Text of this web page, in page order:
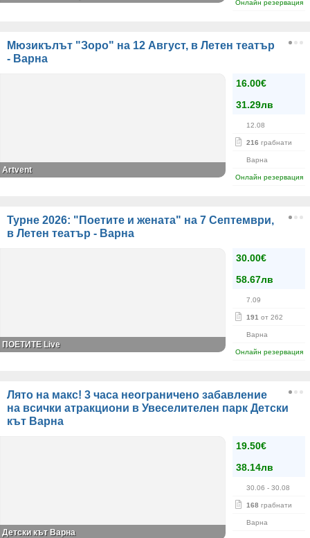
Онлайн резервация
Мюзикълът "Зоро" на 12 Август, в Летен театър
- Варна
16.00€
31.29лв
12.08
216 грабнати
Варна
Онлайн резервация
Artvent
Турне 2026: "Поетите и жената" на 7 Септември,
в Летен театър - Варна
30.00€
58.67лв
7.09
191 от 262
Варна
Онлайн резервация
ПОЕТИТЕ Live
Лято на макс! 3 часа неограничено забавление
на всички атракциони в Увеселителен парк Детски
кът Варна
19.50€
38.14лв
30.06 - 30.08
168 грабнати
Варна
Детски кът Варна